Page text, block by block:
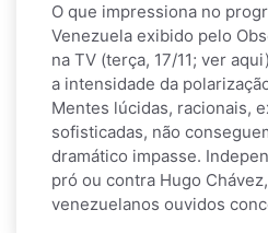
O que impressiona no
Venezuela exibido pelo
na TV (terça, 17/11; ver
a intensidade da
Mentes lúcidas, racionais,
sofisticadas, não
dramático impasse.
pró ou contra Hugo
venezuelanos ouvidos